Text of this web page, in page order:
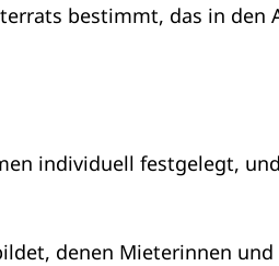
bestimmt, das in den
individuell festgelegt,
denen Mieterinnen